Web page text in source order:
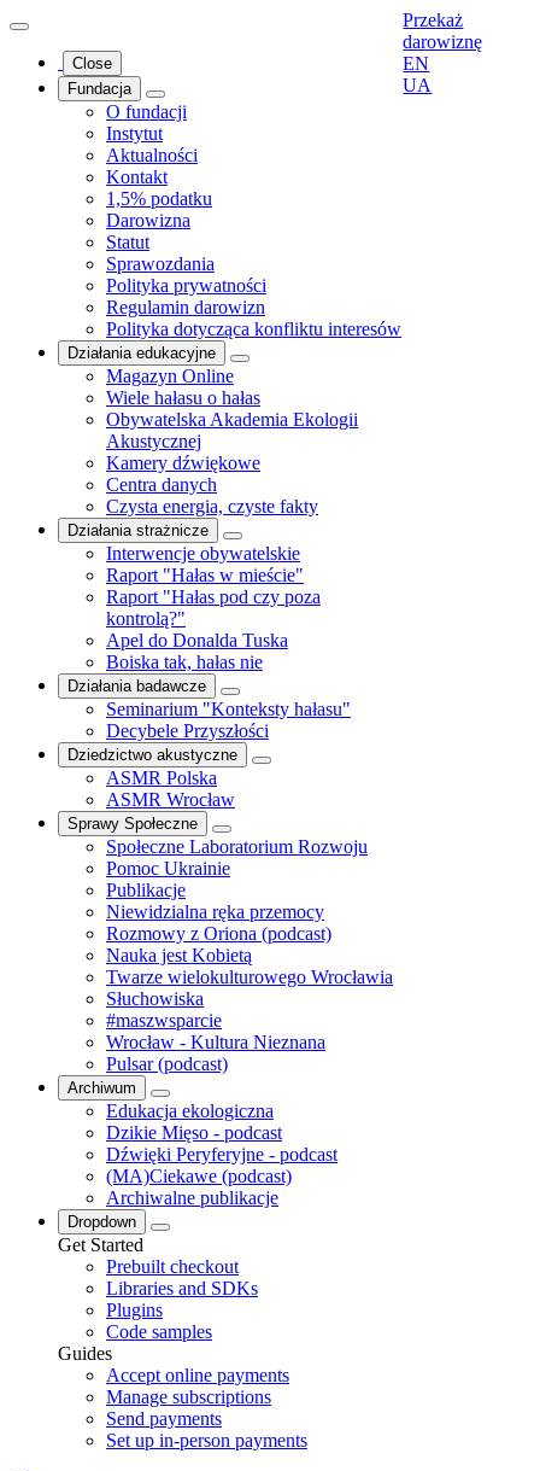
Close
Fundacja
O fundacji
Instytut
Aktualności
Kontakt
1,5% podatku
Darowizna
Statut
Sprawozdania
Polityka prywatności
Regulamin darowizn
Polityka dotycząca konfliktu interesów
Działania edukacyjne
Magazyn Online
Wiele hałasu o hałas
Obywatelska Akademia Ekologii
Akustycznej
Kamery dźwiękowe
Centra danych
Czysta energia, czyste fakty
Działania strażnicze
Interwencje obywatelskie
Raport "Hałas w mieście"
Raport "Hałas pod czy poza
kontrolą?"
Apel do Donalda Tuska
Boiska tak, hałas nie
Działania badawcze
Seminarium "Konteksty hałasu"
Decybele Przyszłości
Dziedzictwo akustyczne
ASMR Polska
ASMR Wrocław
Sprawy Społeczne
Społeczne Laboratorium Rozwoju
Pomoc Ukrainie
Publikacje
Niewidzialna ręka przemocy
Rozmowy z Oriona (podcast)
Nauka jest Kobietą
Twarze wielokulturowego Wrocławia
Słuchowiska
#maszwsparcie
Wrocław - Kultura Nieznana
Pulsar (podcast)
Archiwum
Edukacja ekologiczna
Dzikie Mięso - podcast
Dźwięki Peryferyjne - podcast
(MA)Ciekawe (podcast)
Archiwalne publikacje
Dropdown
Get Started
Prebuilt checkout
Libraries and SDKs
Plugins
Code samples
Guides
Accept online payments
Manage subscriptions
Send payments
Set up in-person payments
Przekaż
darowiznę
EN
UA